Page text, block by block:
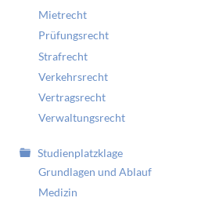
Mietrecht
Prüfungsrecht
Strafrecht
Verkehrsrecht
Vertragsrecht
Verwaltungsrecht
Studienplatzklage
Grundlagen und Ablauf
Medizin